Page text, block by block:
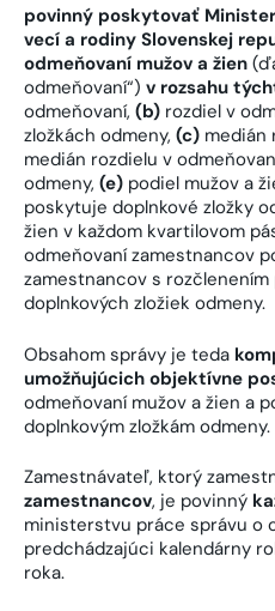
povinný poskytovať
vecí a rodiny Slovenskej
odmeňovaní mužov a žien
odmeňovaní“) v rozsahu
odmeňovaní, (b) rozdiel v
zložkách odmeny, (c) medián
medián rozdielu v
odmeny, (e) podiel mužov a
poskytuje doplnkové zložky
žien v každom kvartilovom
odmeňovaní zamestnancov
zamestnancov s rozčlenením
doplnkových zložiek odmeny.
Obsahom správy je teda
umožňujúcich objektívne
odmeňovaní mužov a žien a
doplnkovým zložkám odmeny.
Zamestnávateľ, ktorý
zamestnancov, je povinný
ministerstvu práce správu o
predchádzajúci kalendárny
roka.